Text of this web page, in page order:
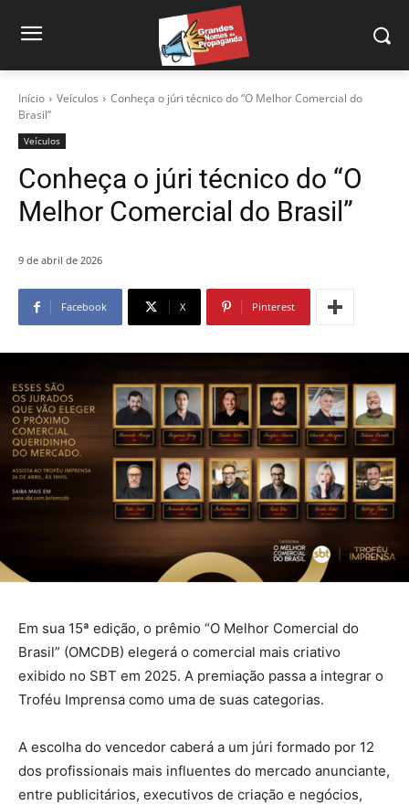
Início Veículos
Conheça o júri técnico do “O Melhor Comercial do
Brasil”
Veículos
Conheça o júri técnico do “O
Melhor Comercial do Brasil”
9 de abril de 2026
Facebook X Pinterest
Em sua 15ª edição, o prêmio “O Melhor Comercial do
Brasil” (OMCDB) elegerá o comercial mais criativo
exibido no SBT em 2025. A premiação passa a integrar o
Troféu Imprensa como uma de suas categorias.
A escolha do vencedor caberá a um júri formado por 12
dos profissionais mais influentes do mercado anunciante,
entre publicitários, executivos de criação e negócios,